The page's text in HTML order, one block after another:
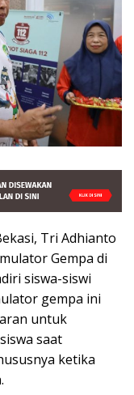
Tri Adhianto
Gempa di
siswa-siswi
gempa ini
untuk
saat
ketika